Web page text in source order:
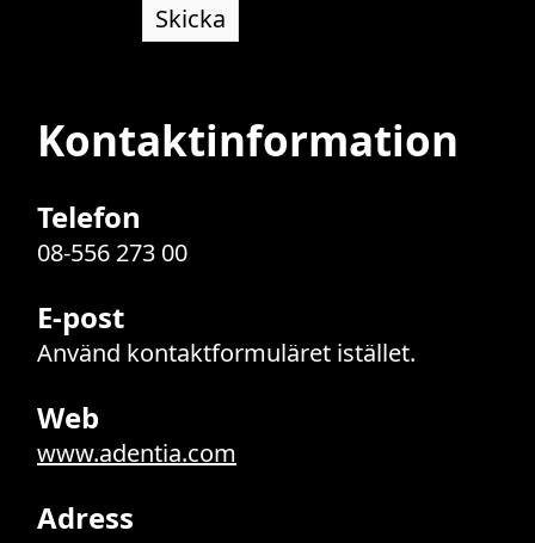
Skicka
Kontaktinformation
Telefon
08-556 273 00
E-post
Använd kontaktformuläret istället.
Web
www.adentia.com
Adress